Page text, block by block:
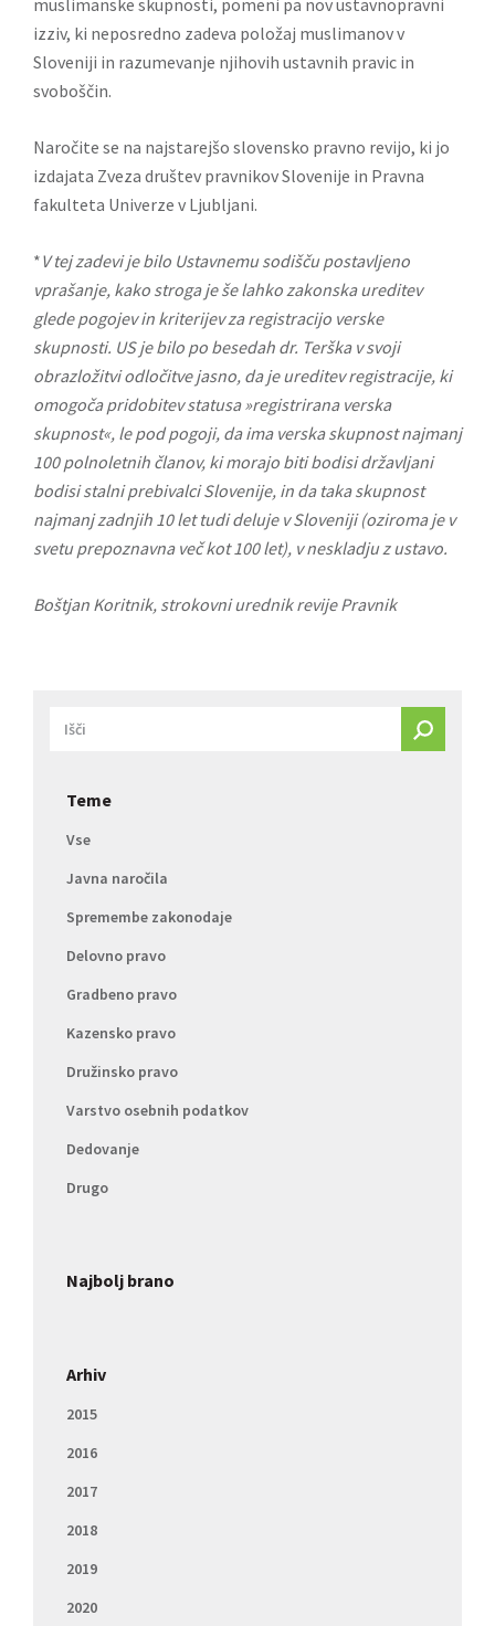
muslimanske skupnosti, pomeni pa nov ustavnopravni
izziv, ki neposredno zadeva položaj muslimanov v
Sloveniji in razumevanje njihovih ustavnih pravic in
svoboščin.
Naročite se na najstarejšo slovensko pravno revijo, ki jo
izdajata Zveza društev pravnikov Slovenije in Pravna
fakulteta Univerze v Ljubljani.
*V tej zadevi je bilo Ustavnemu sodišču postavljeno
vprašanje, kako stroga je še lahko zakonska ureditev
glede pogojev in kriterijev za registracijo verske
skupnosti. US je bilo po besedah dr. Terška v svoji
obrazložitvi odločitve jasno, da je ureditev registracije, ki
omogoča pridobitev statusa »registrirana verska
skupnost«, le pod pogoji, da ima verska skupnost najmanj
100 polnoletnih članov, ki morajo biti bodisi državljani
bodisi stalni prebivalci Slovenije, in da taka skupnost
najmanj zadnjih 10 let tudi deluje v Sloveniji (oziroma je v
svetu prepoznavna več kot 100 let), v neskladju z ustavo.
Boštjan Koritnik, strokovni urednik revije Pravnik
Teme
Vse
Javna naročila
Spremembe zakonodaje
Delovno pravo
Gradbeno pravo
Kazensko pravo
Družinsko pravo
Varstvo osebnih podatkov
Dedovanje
Drugo
Najbolj brano
Arhiv
2015
2016
2017
2018
2019
2020